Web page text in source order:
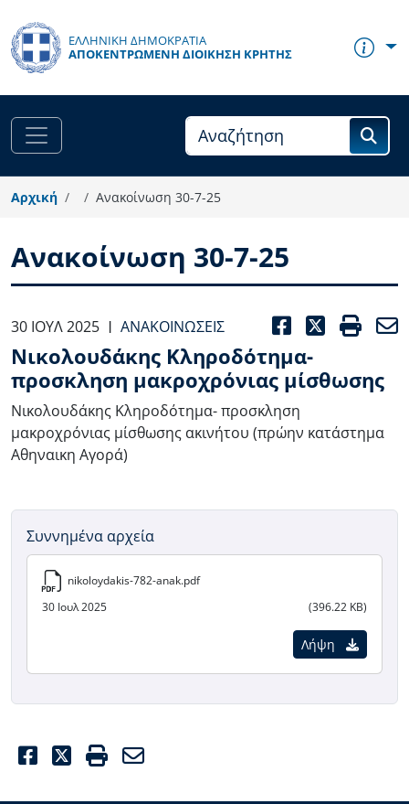
ΕΛΛΗΝΙΚΗ ΔΗΜΟΚΡΑΤΙΑ
ΑΠΟΚΕΝΤΡΩΜΈΝΗ ΔΙΟΊΚΗΣΗ ΚΡΉΤΗΣ
Αρχική Ανακοίνωση 30-7-25
Ανακοίνωση 30-7-25
30 ΙΟΥΛ 2025 | ΑΝΑΚΟΙΝΏΣΕΙΣ
Νικολουδάκης Κληροδότημα-
προσκληση μακροχρόνιας μίσθωσης
Νικολουδάκης Κληροδότημα- προσκληση
μακροχρόνιας μίσθωσης ακινήτου (πρώην κατάστημα
Αθηναικη Αγορά)
Συννημένα αρχεία
nikoloydakis-782-anak.pdf
30 Ιουλ 2025
(396.22 KB)
Λήψη
Facebook
Twitter
Print